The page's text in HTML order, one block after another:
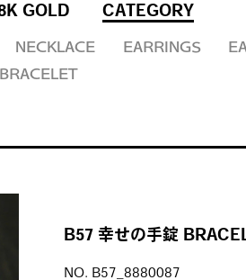
GOLD CATEGORY
NECKLACE EARRINGS
BRACELET
B57 幸せの手錠
NO. B57_8880087